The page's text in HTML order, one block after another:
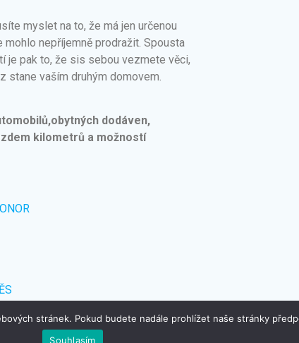
myslet na to, že má jen určenou
nepříjemně prodražit. Spousta
je pak to, že sis sebou vezmete věci,
stane vaším druhým domovem.
dodáven,
kilometrů a možností
stránek. Pokud budete nadále prohlížet naše stránky
Souhlasím